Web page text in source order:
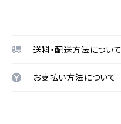
送料・配送方法について
お支払い方法について